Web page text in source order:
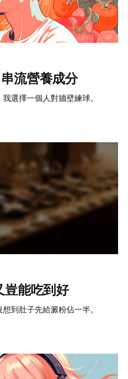
流營養成分
選擇一個人對牆壁練球。
豈能吃到好
到肚子先給澱粉佔一半。